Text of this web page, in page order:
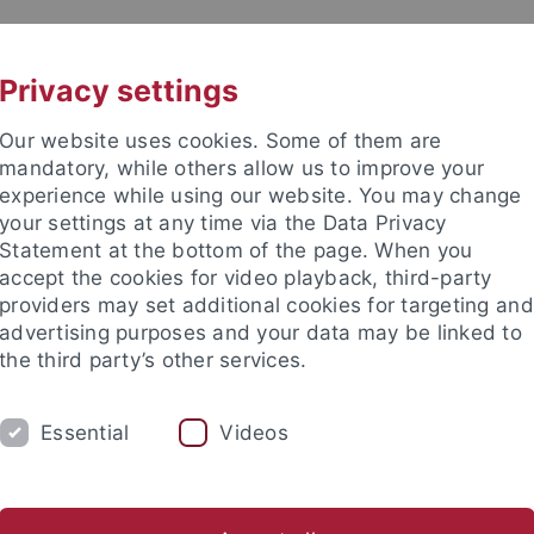
PROF. DR. F. BÖCKLER
Privacy settings
Our website uses cookies. Some of them are
mandatory, while others allow us to improve your
experience while using our website. You may change
your settings at any time via the Data Privacy
Statement at the bottom of the page. When you
accept the cookies for video playback, third-party
providers may set additional cookies for targeting and
advertising purposes and your data may be linked to
the third party’s other services.
Essential Videos